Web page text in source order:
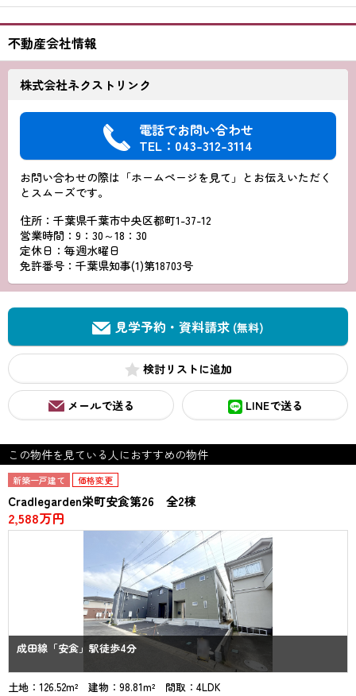
不動産会社情報
株式会社ネクストリンク
電話でお問い合わせ
TEL：043-312-3114
お問い合わせの際は「ホームページを見て」とお伝えいただく
とスムーズです。
住所：千葉県千葉市中央区都町1-37-12
営業時間：9：30～18：30
定休日：毎週水曜日
免許番号：千葉県知事(1)第18703号
見学予約・資料請求 (無料)
検討リスト
メールで送る LINEで送る
この物件を見ている人におすすめの物件
新築一戸建て 価格変更
Cradlegarden栄町安食第26 全2棟
2,588万円
成田線「安食」駅徒歩4分
土地：126.52m² 建物：98.81m² 間取：4LDK